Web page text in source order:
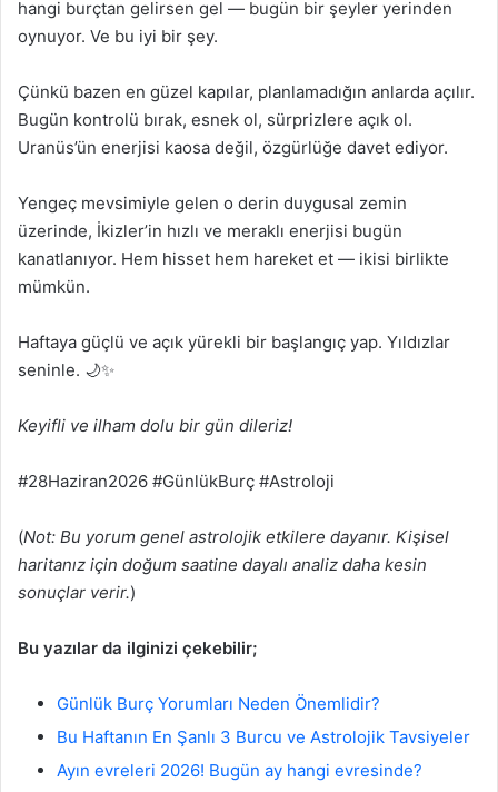
hangi burçtan gelirsen gel — bugün bir şeyler yerinden
oynuyor. Ve bu iyi bir şey.
Çünkü bazen en güzel kapılar, planlamadığın anlarda açılır.
Bugün kontrolü bırak, esnek ol, sürprizlere açık ol.
Uranüs’ün enerjisi kaosa değil, özgürlüğe davet ediyor.
Yengeç mevsimiyle gelen o derin duygusal zemin
üzerinde, İkizler’in hızlı ve meraklı enerjisi bugün
kanatlanıyor. Hem hisset hem hareket et — ikisi birlikte
mümkün.
Haftaya güçlü ve açık yürekli bir başlangıç yap. Yıldızlar
seninle. 🌙✨
Keyifli ve ilham dolu bir gün dileriz!
#28Haziran2026 #GünlükBurç #Astroloji
(Not: Bu yorum genel astrolojik etkilere dayanır. Kişisel
haritanız için doğum saatine dayalı analiz daha kesin
sonuçlar verir.)
Bu yazılar da ilginizi çekebilir;
Günlük Burç Yorumları Neden Önemlidir?
Bu Haftanın En Şanlı 3 Burcu ve Astrolojik Tavsiyeler
Ayın evreleri 2026! Bugün ay hangi evresinde?